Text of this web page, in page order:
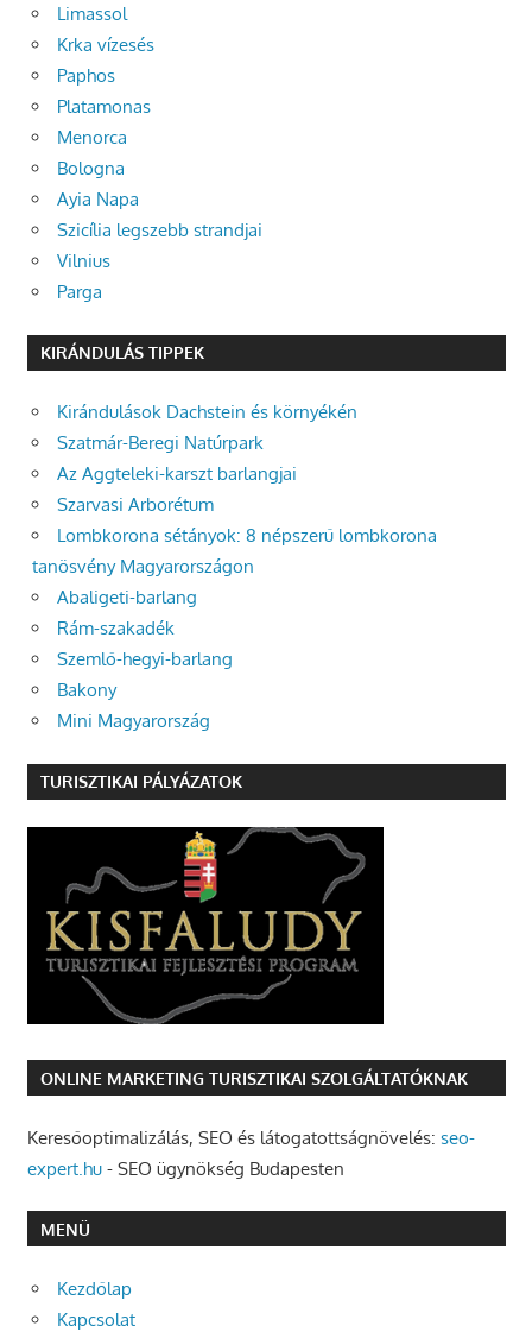
Limassol
Krka vízesés
Paphos
Platamonas
Menorca
Bologna
Ayia Napa
Szicília legszebb strandjai
Vilnius
Parga
KIRÁNDULÁS TIPPEK
Kirándulások Dachstein és környékén
Szatmár-Beregi Natúrpark
Az Aggteleki-karszt barlangjai
Szarvasi Arborétum
Lombkorona sétányok: 8 népszerű lombkorona
tanösvény Magyarországon
Abaligeti-barlang
Rám-szakadék
Szemlő-hegyi-barlang
Bakony
Mini Magyarország
TURISZTIKAI PÁLYÁZATOK
ONLINE MARKETING TURISZTIKAI SZOLGÁLTATÓKNAK
Keresőoptimalizálás, SEO és látogatottságnövelés: seo-
expert.hu- SEO ügynökség Budapesten
MENÜ
Kezdőlap
Kapcsolat